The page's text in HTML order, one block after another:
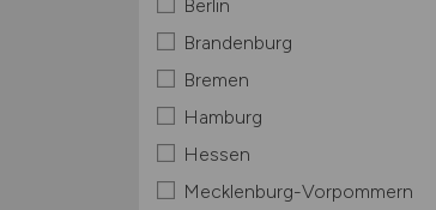
Berlin
Brandenburg
Bremen
Hamburg
Hessen
Mecklenburg-Vorpommern